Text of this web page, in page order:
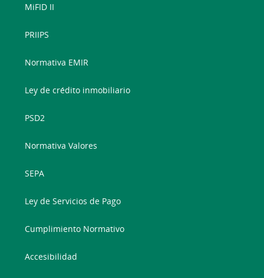
MiFID II
PRIIPS
Normativa EMIR
Ley de crédito inmobiliario
PSD2
Normativa Valores
SEPA
Ley de Servicios de Pago
Cumplimiento Normativo
Accesibilidad